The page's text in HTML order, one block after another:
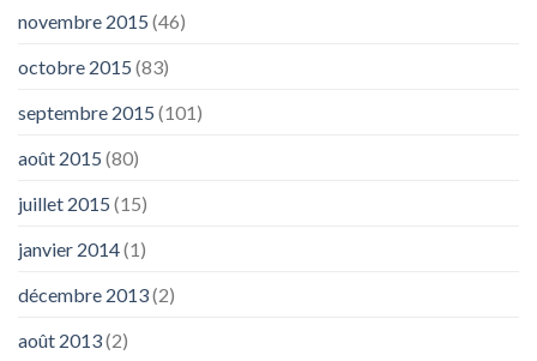
novembre 2015 (46)
octobre 2015 (83)
septembre 2015 (101)
août 2015 (80)
juillet 2015 (15)
janvier 2014(1)
décembre 2013(2)
août 2013(2)